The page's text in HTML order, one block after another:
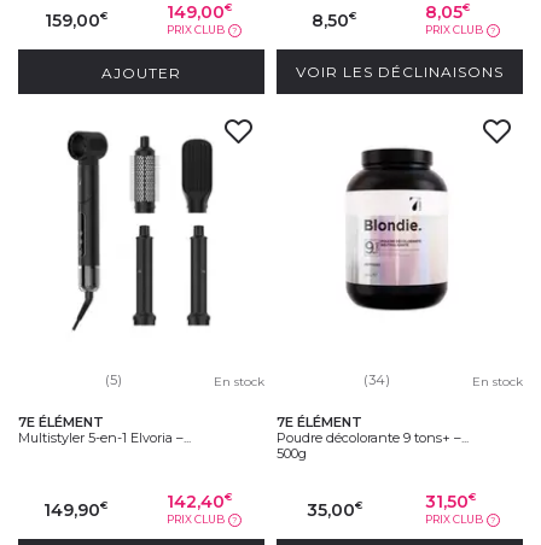
159,00€ 149,00€
PRIX CLUB ?
AJOUTER
8,50€ 8,05€
PRIX CLUB ?
VOIR LES DÉCLINAISONS
(5) En stock
7E ÉLÉMENT
Multistyler 5-en-1 Elvoria –...
149,90€ 142,40€
PRIX CLUB ?
(34) En stock
7E ÉLÉMENT
Poudre décolorante 9 tons+ –...
500g
35,00€ 31,50€
PRIX CLUB ?